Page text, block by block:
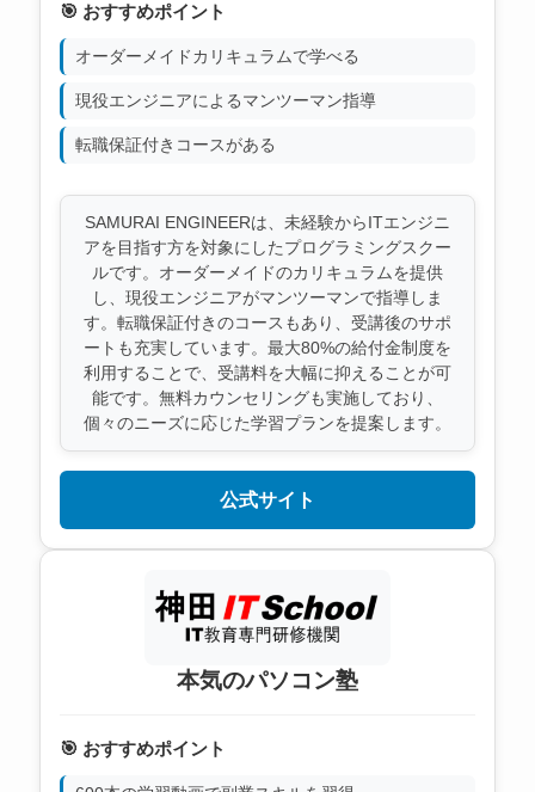
🎯 おすすめポイント
オーダーメイドカリキュラムで学べる
現役エンジニアによるマンツーマン指導
転職保証付きコースがある
SAMURAI ENGINEERは、未経験からITエンジニ
アを目指す方を対象にしたプログラミングスクー
ルです。オーダーメイドのカリキュラムを提供
し、現役エンジニアがマンツーマンで指導しま
す。転職保証付きのコースもあり、受講後のサポ
ートも充実しています。最大80%の給付金制度を
利用することで、受講料を大幅に抑えることが可
能です。無料カウンセリングも実施しており、
個々のニーズに応じた学習プランを提案します。
公式サイト
本気のパソコン塾
🎯 おすすめポイント